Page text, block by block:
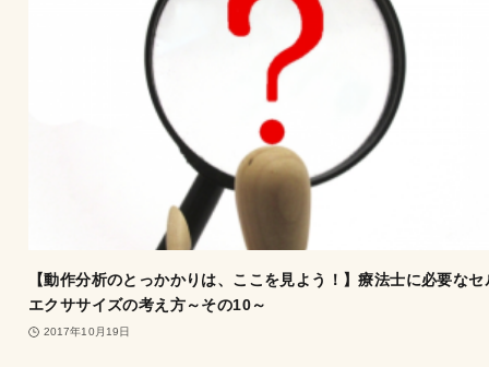
【動作分析のとっかかりは、ここを見よう！】療法士に必要なセ
エクササイズの考え方～その10～
2017年10月19日